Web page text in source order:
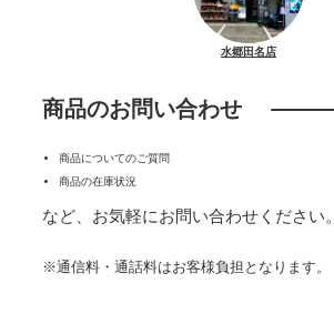
水郷田名店
商品のお問い合わせ
商品についてのご質問
商品の在庫状況
など、お気軽にお問い合わせください。
※通信料・通話料はお客様負担となります。